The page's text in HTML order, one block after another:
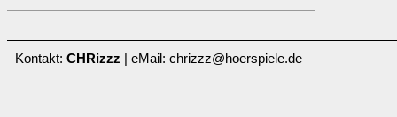
Kontakt: CHRizzz | eMail: chrizzz@hoerspiele.de